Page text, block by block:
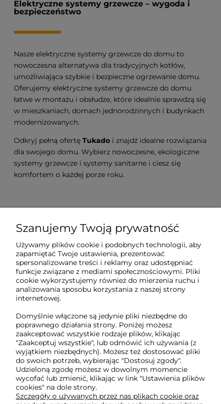
Elektryczne systemy grzewcze – wygoda i
bezpieczeństwo
Nasze elektryczne systemy grzewcze do domu to
nowoczesna alternatywa dla tradycyjnych kotłów,
umożliwiająca szybkie i bezpieczne ogrzewanie domu.
Oferujemy elektryczne systemy grzewcze do domu
łatwe w montażu i obsłudze, które idealnie sprawdzą się
w mieszkaniach, domach jednorodzinnych i budynkach
modernizowanych.
Odkryj pełną ofertę Tukado i znajdź idealne rozwiązania
dla swojego domu. Wybierz nowoczesne, ekologiczne
systemy grzewcze i systemy sanitarne i ciesz się
komfortem o każdej porze roku.
Sklep internetowy Tukado.pl
pn-pt: 08:00-16:00
791 063 018
biuro@tukado.pl
O nas
Obsługa klienta
Pomoc
Szanujemy Twoją prywatność
Używamy plików cookie i podobnych technologii, aby
zapamiętać Twoje ustawienia, prezentować
spersonalizowane treści i reklamy oraz udostępniać
funkcje związane z mediami społecznościowymi. Pliki
cookie wykorzystujemy również do mierzenia ruchu i
analizowania sposobu korzystania z naszej strony
internetowej.
Domyślnie włączone są jedynie pliki niezbędne do
poprawnego działania strony. Poniżej możesz
zaakceptować wszystkie rodzaje plików, klikając
"Zaakceptuj wszystkie", lub odmówić ich używania (z
wyjątkiem niezbędnych). Możesz też dostosować pliki
do swoich potrzeb, wybierając "Dostosuj zgody".
Udzieloną zgodę możesz w dowolnym momencie
wycofać lub zmienić, klikając w link "Ustawienia plików
cookies" na dole strony.
Szczegóły o używanych przez nas plikach cookie oraz